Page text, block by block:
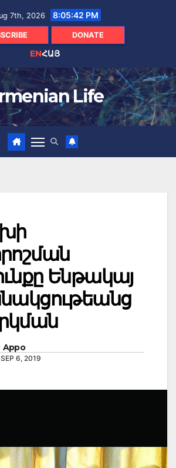
7th, 2026 8:05:43 PM
DONATE
ENՀԱՅ
Life
Ենթակայ
Appo
SEP 6, 2019